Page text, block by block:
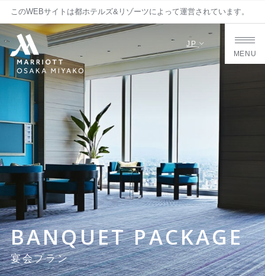
JP
MENU
BANQUET PACKAGE
宴会プラン
このWEBサイトは都ホテルズ&リゾーツによって運営されています。